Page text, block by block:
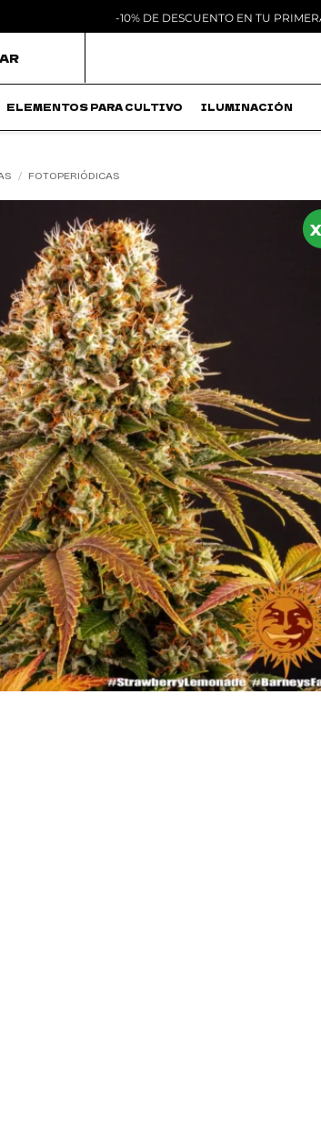
-10% DE DESCUENTO EN TU
ELEMENTOS PARA CULTIVO ILUMINACIÓN
/ FOTOPERIÓDICAS